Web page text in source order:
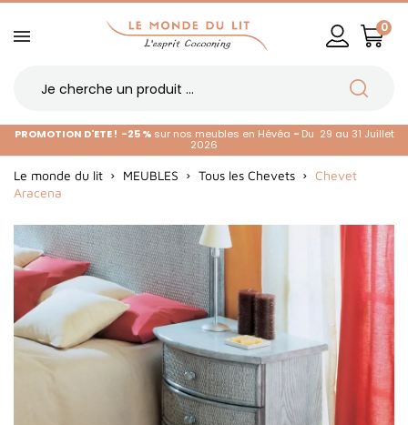
0
PROMOTION D'ETE ! -25 % sur nos meubles en Hévéa - Du 29 au 31 Juillet
2026
Le monde du lit MEUBLES Tous les Chevets
Chevet
Aracena